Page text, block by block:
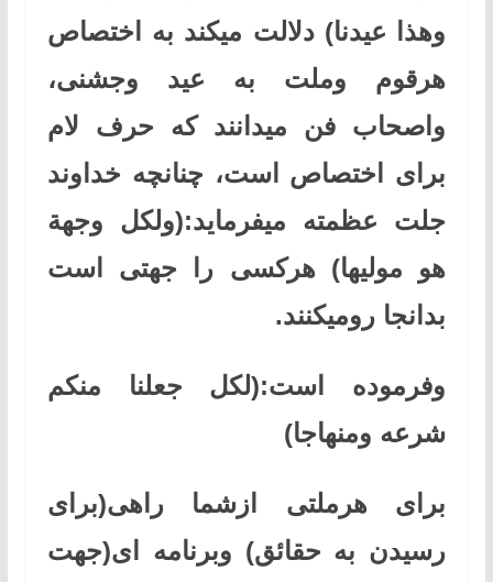
وهذا عیدنا)دلالت میکند به اختصاص
هرقوم وملت به عید وجشنی،
واصحاب فن میدانند که حرف لام
برای اختصاص است، چنانچه خداوند
جلت عظمته میفرماید:(ولکل وجهة
هو مولیها) هرکسی را جهتی است
بدانجا رومیکنند.
وفرموده است:(لکل جعلنا منکم
شرعه ومنهاجا)
برای هرملتی ازشما راهی(برای
رسیدن به حقائق) وبرنامه ای(جهت